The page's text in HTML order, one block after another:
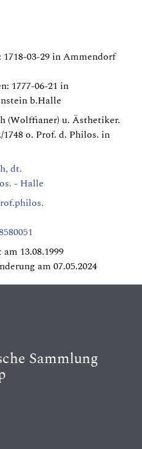
1718-03-29 in Ammendorf
1777-06-21 in
b.Halle
(Wolffianer) u. Ästhetiker.
1748 o. Prof. d. Philos. in
dt.
- Halle
13.08.1999
am 07.05.2024
Sammlung